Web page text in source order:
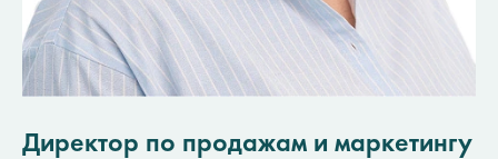
Директор по продажам и маркетингу